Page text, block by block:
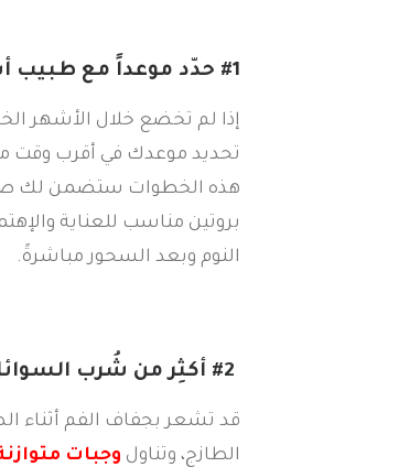
#1 حدّد موعداً مع طبيب
إذا لم تخضع خلال الأشهر
تحديد موعدك في أقرب وقت
هذه الخطوات ستضمن لك
بروتين مناسب للعناية
النوم وبعد السحور مباشرةً.
أكثِر من شُرب
قد تشعر بجفاف الفم أثناء
الطازج، وتناول وجبات